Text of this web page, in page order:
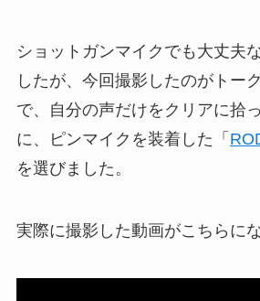
ショットガンマイクでも大丈夫
したが、今回撮影したのがトー
で、自分の声だけをクリアに拾
に、ピンマイクを装着した「
を選びました。
実際に撮影した動画がこちらにな